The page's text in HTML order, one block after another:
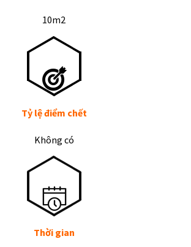
10m2
Tỷ lệ điểm chết
Không có
Thời gian